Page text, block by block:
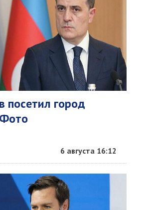
посетил город
6 августа 16:12